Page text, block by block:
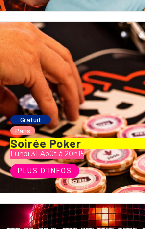
Gratuit
Paris
Soirée Poker
Lundi 31 Août à 20h15
PLUS D'INFOS